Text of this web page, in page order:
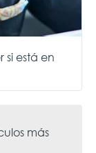
está en
más